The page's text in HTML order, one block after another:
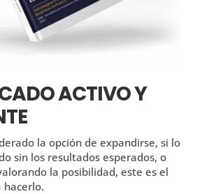
ACTIVO Y
la opción de expandirse, si lo
sin los resultados esperados, o
la posibilidad, este es el
hacerlo.